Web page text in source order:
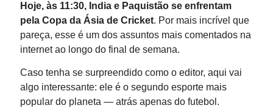
Hoje, às 11:30, India e Paquistão se enfrentam
pela Copa da Ásia de Cricket. Por mais incrível que
pareça, esse é um dos assuntos mais comentados na
internet ao longo do final de semana.
Caso tenha se surpreendido como o editor, aqui vai
algo interessante: ele é o segundo esporte mais
popular do planeta — atrás apenas do futebol.